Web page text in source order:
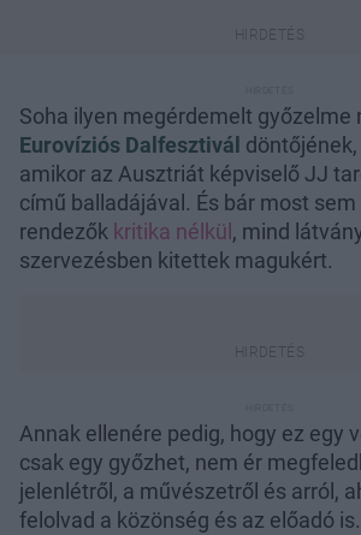
Soha ilyen megérdemelt győzelme
Eurovíziós Dalfesztivál
amikor az Ausztriát képviselő JJ
című balladájával. És bár most
rendezők kritika nélkül , mind
szervezésben kitettek magukért.
Annak ellenére pedig, hogy ez egy
csak egy győzhet, nem ér
jelenlétről, a művészetről és arról,
felolvad a közönség és az előadó